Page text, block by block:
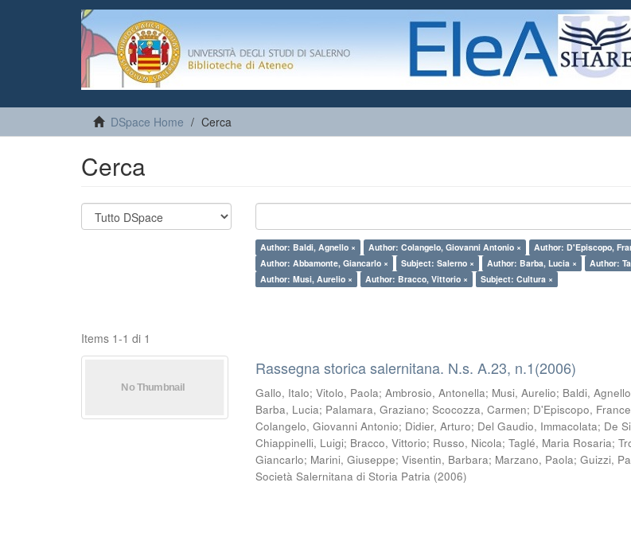
DSpace Home Cerca
Cerca
Author: Baldi, Agnello × Author: Colangelo, Giovanni Antonio ×
Author: D'Episcopo,
Author: Abbamonte, Giancarlo ×
Subject: Salerno × Author: Barba, Lucia ×
Author:
Author: Musi, Aurelio ×
Author: Bracco, Vittorio × Subject: Cultura ×
Items 1-1 di 1
Rassegna storica salernitana. N.s. A.23, n.1(2006)
Gallo, Italo;Vitolo, Paola;Ambrosio, Antonella; Musi, Aurelio; Baldi, Agnello
Barba, Lucia; Palamara, Graziano;Scocozza, Carmen; D'Episcopo,
Colangelo, Giovanni Antonio; Didier, Arturo; Del Gaudio, Immacolata; De
Chiappinelli, Luigi; Bracco, Vittorio; Russo, Nicola;Taglé, Maria Rosaria;
Giancarlo; Marini, Giuseppe;Visentin, Barbara; Marzano, Paola;Guizzi,
Società Salernitana di Storia Patria (2006)